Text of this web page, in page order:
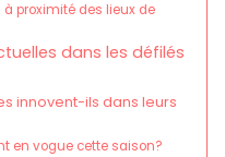
proximité des lieux de
dans les défilés
innovent-ils dans leurs
en vogue cette saison?